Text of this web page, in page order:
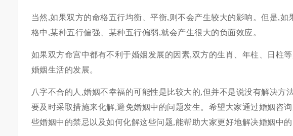
当然,如果双方的命格五行均衡、平衡,则不会产生较大的影响。但是,如
格中,某种五行偏强、某种五行偏弱,就会产生很大的负面效应。
如果双方命宫中都有不利于婚姻发展的因素,双方的生肖、年柱、日柱
婚姻生活的发展。
八字不合的人,婚姻不幸福的可能性是比较大的,但并不是说没有解决方
要及时采取措施来化解,避免婚姻中的问题发生。希望大家通过婚姻咨
些婚姻中的禁忌以及如何化解这些问题,能帮助大家更好地解决婚姻中